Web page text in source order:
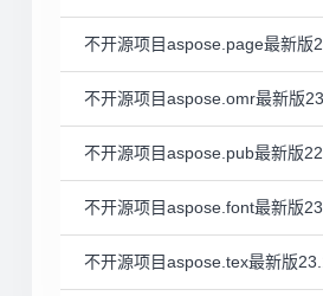
不开源项目aspose.page最新版
不开源项目aspose.omr最新版
不开源项目aspose.pub最新版
不开源项目aspose.font最新版
不开源项目aspose.tex最新版